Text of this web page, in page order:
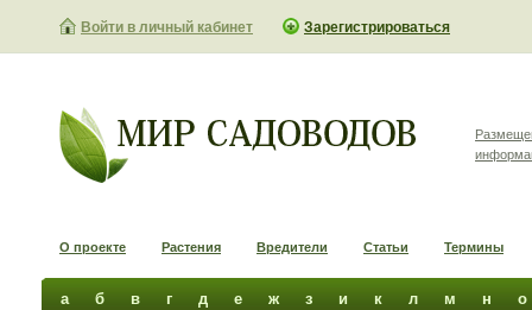
Войти в личный кабинет Зарегистрироваться
О проекте Растения Вредители Статьи Термины
а б в г д е ж з и к л м н о